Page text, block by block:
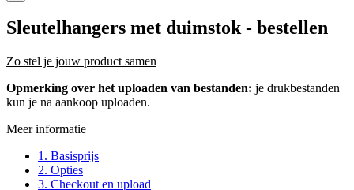
Sleutelhangers met duimstok - bestellen
Zo stel je jouw product samen
Opmerking over het uploaden van bestanden: je drukbestanden
kun je na aankoop uploaden.
Meer informatie
1. Basisprijs
2. Opties
3. Checkout en upload